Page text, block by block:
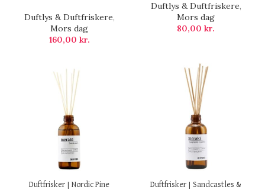
Duftlys & Duftfriskere,
Mors dag
160,00 kr.
Duftlys & Duftfriskere,
Mors dag
80,00 kr.
Duftfrisker | Nordic Pine
Duftfrisker | Sandcastles &